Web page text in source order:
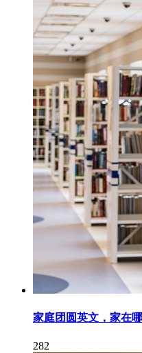
家庭团圆英文，家在
282